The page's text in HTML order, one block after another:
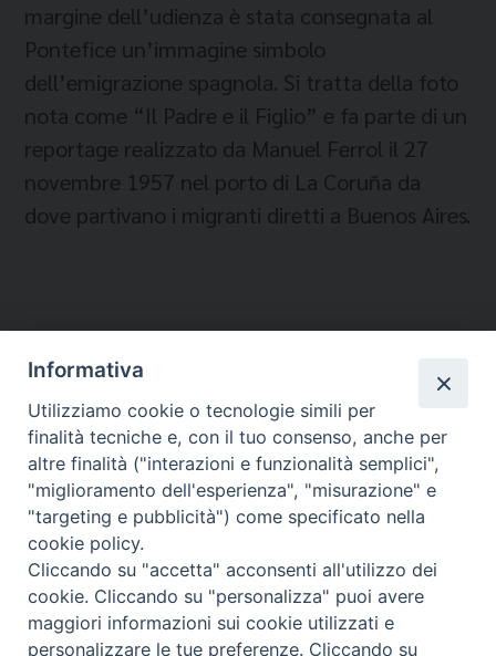
margine dell’udienza è stata consegnata al
Pontefice un’immagine simbolo
dell’emigrazione spagnola. Si tratta della foto
nota come “Il Padre e il Figlio” e fa parte di un
reportage realizzato da Manuel Ferrol il 27
novembre 1957 nel porto di La Coruña da
dove partivano i migranti diretti a Buenos Aires.
Temi:
CITTÀ DEL VATICANO - PAPA
PAPA
Migrantes Online
Informativa
Utilizziamo cookie o tecnologie simili per
finalità tecniche e, con il tuo consenso, anche per
altre finalità ("interazioni e funzionalità semplici",
"miglioramento dell'esperienza", "misurazione" e
"targeting e pubblicità") come specificato nella
cookie policy.
Cliccando su "accetta" acconsenti all'utilizzo dei
cookie. Cliccando su "personalizza" puoi avere
maggiori informazioni sui cookie utilizzati e
personalizzare le tue preferenze. Cliccando su